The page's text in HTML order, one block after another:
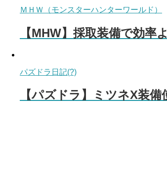
ＭＨＷ（モンスターハンターワールド）
【MHW】採取装備で効率
パズドラ日記(?)
【パズドラ】ミツネX装備